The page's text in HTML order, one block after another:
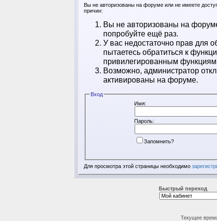
Вы не авторизованы на форуме или не имеете
причин:
Вы не авторизованы на
попробуйте ещё раз.
У вас недостаточно прав для
пытаетесь обратиться к
привилегированным
Возможно, администратор
активированы на форуме.
Вход
Имя:
Пароль:
Запомнить?
Для просмотра этой страницы необходимо
Быстрый переход
Текущее